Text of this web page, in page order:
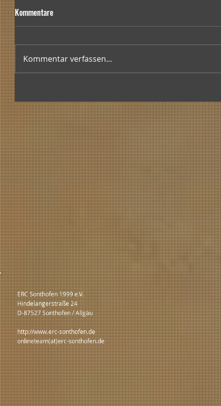
Kommentare
Kommentar verfassen...
ERC Sonthofen 1999 e.V.
Hindelangerstraße 24
D-87527 Sonthofen / Allgäu
http://www.erc-sonthofen.de
onlineteam(at)erc-sonthofen.de